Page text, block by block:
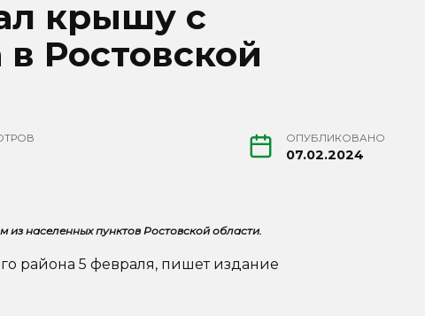
крышу с
Ростовской
ОПУБЛИКОВАНО
07.02.2024
населенных пунктов Ростовской области.
района 5 февраля, пишет издание